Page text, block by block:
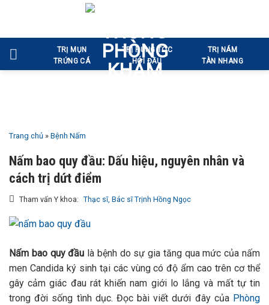
nội
dung
TRỊ MỤN
TRỨNG CÁ
TRỊ RỤNG TÓC
HÓI ĐẦU
TRỊ NÁM
TÀN NHANG
Trang chủ » Bệnh Nấm
Nấm bao quy đầu: Dấu hiệu, nguyên nhân và
cách trị dứt điểm
Tham vấn Y khoa: Thạc sĩ, Bác sĩ Trịnh Hồng Ngọc
Nấm bao quy đầu là bệnh do sự gia tăng qua mức của nấm
men Candida ký sinh tại các vùng có độ ẩm cao trên cơ thể
gây cảm giác đau rát khiến nam giới lo lắng và mất tự tin
trong đời sống tình dục. Đọc bài viết dưới đây của Phòng